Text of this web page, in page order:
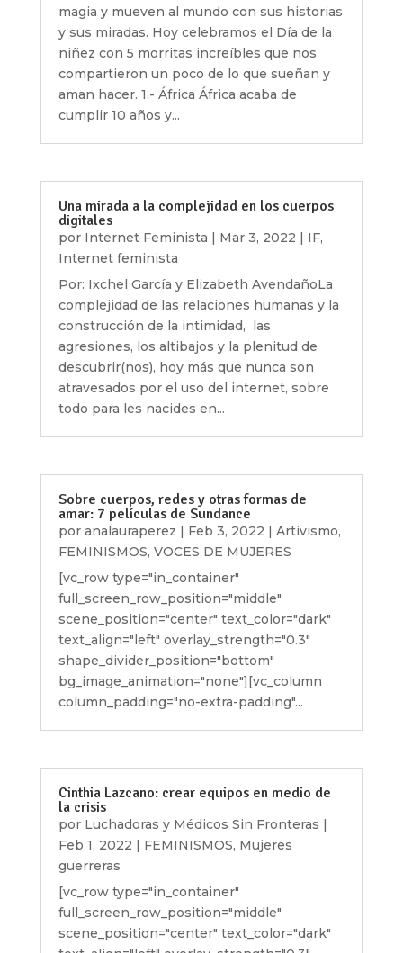
magia y mueven al mundo con sus historias
y sus miradas. Hoy celebramos el Día de la
niñez con 5 morritas increíbles que nos
compartieron un poco de lo que sueñan y
aman hacer. 1.- África África acaba de
cumplir 10 años y...
Una mirada a la complejidad en los cuerpos
digitales
por Internet Feminista | Mar 3, 2022 | IF,
Internet feminista
Por: Ixchel García y Elizabeth AvendañoLa
complejidad de las relaciones humanas y la
construcción de la intimidad, las
agresiones, los altibajos y la plenitud de
descubrir(nos), hoy más que nunca son
atravesados por el uso del internet, sobre
todo para les nacides en...
Sobre cuerpos, redes y otras formas de
amar: 7 películas de Sundance
por analauraperez | Feb 3, 2022 | Artivismo,
FEMINISMOS, VOCES DE MUJERES
[vc_row type="in_container"
full_screen_row_position="middle"
scene_position="center" text_color="dark"
text_align="left" overlay_strength="0.3"
shape_divider_position="bottom"
bg_image_animation="none"][vc_column
column_padding="no-extra-padding"...
Cinthia Lazcano: crear equipos en medio de
la crisis
por Luchadoras y Médicos Sin Fronteras
Feb 1, 2022
FEMINISMOS, Mujeres
guerreras
[vc_row type="in_container"
full_screen_row_position="middle"
scene_position="center" text_color="dark"